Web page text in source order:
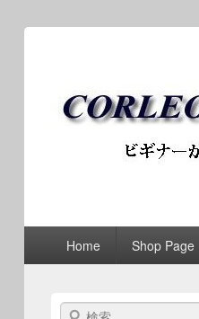
ブログ /
第1メニュー第1メニューのコンテン
第2メニューのコンテン
Home Shop Page
検索